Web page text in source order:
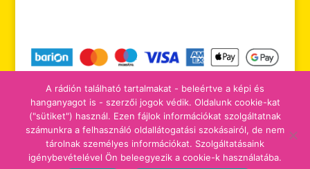
tájékoztatók adomány/támogatás
A rádión található tartalmakat - beleértve a képi és
hanganyagot is - szerzői jogok védik. Oldalunk cookie-kat
("sütiket") használ. Ezen fájlok információkat szolgáltatnak
számunkra a felhasználó oldallátogatási szokásairól, de nem
tárolnak személyes információkat. Szolgáltatásaink
igénybevételével Ön beleegyezik a cookie-k használatába.